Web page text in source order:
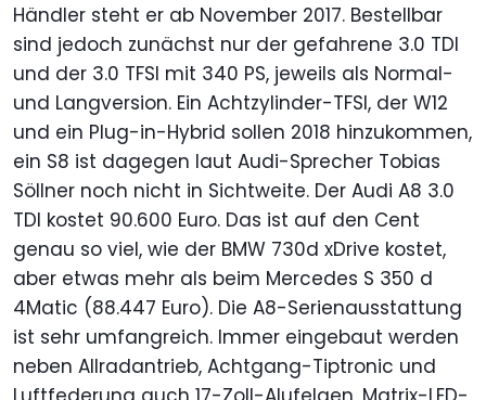
Händler steht er ab November 2017. Bestellbar
sind jedoch zunächst nur der gefahrene 3.0 TDI
und der 3.0 TFSI mit 340 PS, jeweils als Normal-
und Langversion. Ein Achtzylinder-TFSI, der W12
und ein Plug-in-Hybrid sollen 2018 hinzukommen,
ein S8 ist dagegen laut Audi-Sprecher Tobias
Söllner noch nicht in Sichtweite. Der Audi A8 3.0
TDI kostet 90.600 Euro. Das ist auf den Cent
genau so viel, wie der BMW 730d xDrive kostet,
aber etwas mehr als beim Mercedes S 350 d
4Matic (88.447 Euro). Die A8-Serienausstattung
ist sehr umfangreich. Immer eingebaut werden
neben Allradantrieb, Achtgang-Tiptronic und